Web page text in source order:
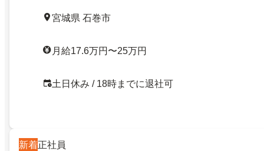
宮城県 石巻市
月給17.6万円〜25万円
土日休み / 18時までに退社可
新着正社員